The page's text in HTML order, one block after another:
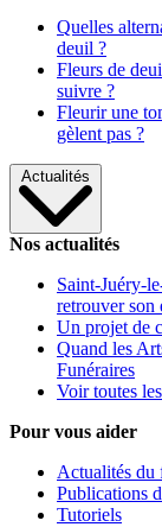
Quelles
deuil ?
Fleurs de
suivre ?
Fleurir une
gèlent pas ?
Actualités
Nos actualités
Saint-Juéry-
retrouver son
Un projet de
Quand les
Funéraires
Voir toutes
Pour vous aider
Actualités du
Publications
Tutoriels